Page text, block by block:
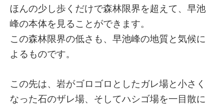
ほんの少し歩くだけで森林限界を超えて、早池
峰の本体を見ることができます。
この森林限界の低さも、早池峰の地質と気候に
よるものです。
この先は、岩がゴロゴロとしたガレ場と小さく
なった石のザレ場、そしてハシゴ場を一目散に